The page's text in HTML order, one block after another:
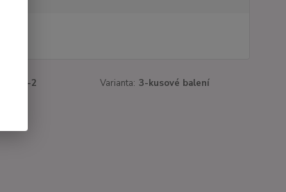
172-2 Varianta: 3-kusové balení